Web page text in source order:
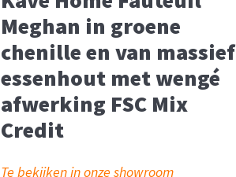
Meghan in groene
chenille en van massief
essenhout met wengé
afwerking FSC Mix
Credit
Te bekijken in onze showroom